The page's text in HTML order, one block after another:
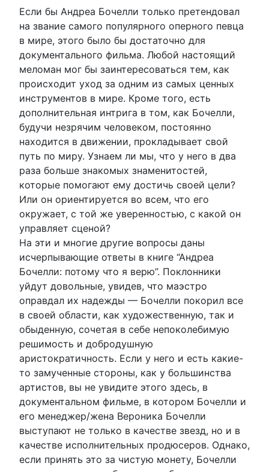
Если бы Андреа Бочелли только претендовал
на звание самого популярного оперного певца
в мире, этого было бы достаточно для
документального фильма. Любой настоящий
меломан мог бы заинтересоваться тем, как
происходит уход за одним из самых ценных
инструментов в мире. Кроме того, есть
дополнительная интрига в том, как Бочелли,
будучи незрячим человеком, постоянно
находится в движении, прокладывает свой
путь по миру. Узнаем ли мы, что у него в два
раза больше знакомых знаменитостей,
которые помогают ему достичь своей цели?
Или он ориентируется во всем, что его
окружает, с той же уверенностью, с какой он
управляет сценой?
На эти и многие другие вопросы даны
исчерпывающие ответы в книге “Андреа
Бочелли: потому что я верю”. Поклонники
уйдут довольные, увидев, что маэстро
оправдал их надежды — Бочелли покорил все
в своей области, как художественную, так и
обыденную, сочетая в себе непоколебимую
решимость и добродушную
аристократичность. Если у него и есть какие-
то замученные стороны, как у большинства
артистов, вы не увидите этого здесь, в
документальном фильме, в котором Бочелли и
его менеджер/жена Вероника Бочелли
выступают не только в качестве звезд, но и в
качестве исполнительных продюсеров. Однако,
если принять это за чистую монету, Бочелли